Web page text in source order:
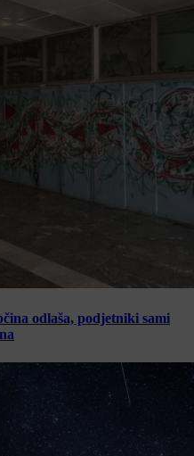
odlaša, podjetniki sami